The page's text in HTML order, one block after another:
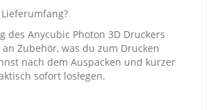
des Anycubic Photon 3D Druckers
Zubehör, was du zum Drucken
nach dem Auspacken und kurzer
sofort loslegen.